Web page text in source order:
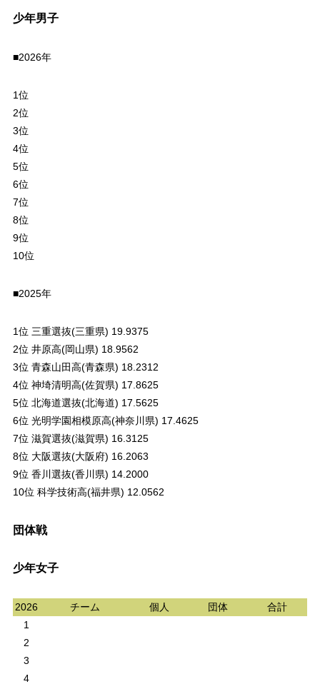
少年男子
■2026年
1位
2位
3位
4位
5位
6位
7位
8位
9位
10位
■2025年
1位 三重選抜(三重県) 19.9375
2位 井原高(岡山県) 18.9562
3位 青森山田高(青森県) 18.2312
4位 神埼清明高(佐賀県) 17.8625
5位 北海道選抜(北海道) 17.5625
6位 光明学園相模原高(神奈川県) 17.4625
7位 滋賀選抜(滋賀県) 16.3125
8位 大阪選抜(大阪府) 16.2063
9位 香川選抜(香川県) 14.2000
10位 科学技術高(福井県) 12.0562
団体戦
少年女子
2026 チーム 個人 団体
合計
1
2
3
4